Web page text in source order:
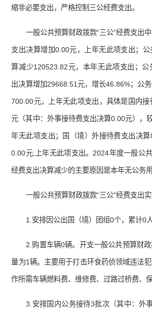
缩非必要支出，严格控制三公经费支出。
一般公共预算财政拨款“三公”经费支出
支出决算增加0.00元，上年无此项支出；
算减少120523.82元，本年无此项支出；
出决算增加29668.51元，增长46.86%；公
700.00元，上年无此项支出，具体是国内
元（其中：外事接待费支出决算0.00元），
年无此项支出；国（境）外接待费支出决
0.00元,上年无此项支出。2024年度一般公
经费支出决算减少的主要原因是本年无公务
一般公共预算财政拨款“三公”经费支出
1.安排因公出国（境）团组0个，累计0人
2.购置车辆0辆。开支一般公共预算财
量为1辆。主要用于打击环食药侦领域违法
作所需车辆燃料费、维修费、过路过桥费、保
3.安排国内公务接待3批次（其中：外